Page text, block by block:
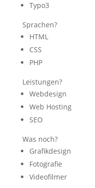
Typo3
Sprachen?
HTML
CSS
PHP
Leistungen?
Webdesign
Web Hosting
SEO
Was noch?
Grafikdesign
Fotografie
Videofilmer